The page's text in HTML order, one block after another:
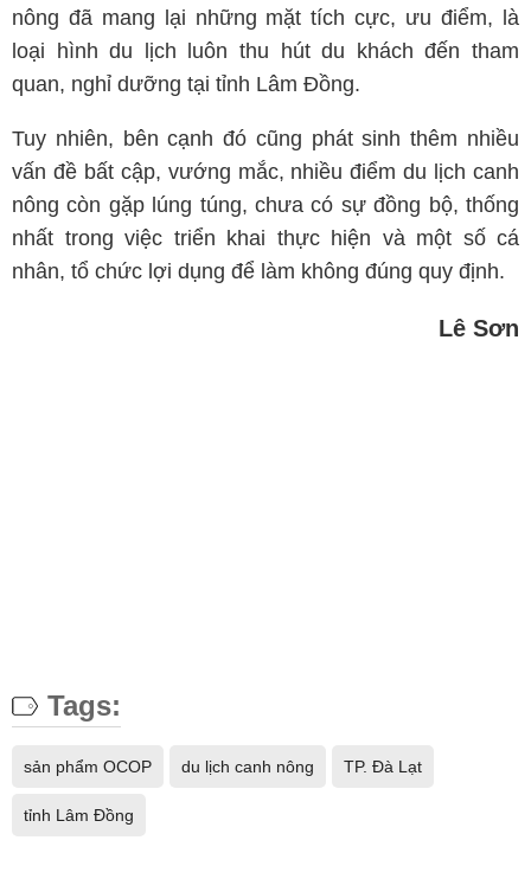
nông đã mang lại những mặt tích cực, ưu điểm, là
loại hình du lịch luôn thu hút du khách đến tham
quan, nghỉ dưỡng tại tỉnh Lâm Đồng.
Tuy nhiên, bên cạnh đó cũng phát sinh thêm nhiều
vấn đề bất cập, vướng mắc, nhiều điểm du lịch canh
nông còn gặp lúng túng, chưa có sự đồng bộ, thống
nhất trong việc triển khai thực hiện và một số cá
nhân, tổ chức lợi dụng để làm không đúng quy định.
Lê Sơn
Tags:
sản phẩm OCOP du lịch canh nông TP. Đà Lạt
tỉnh Lâm Đồng